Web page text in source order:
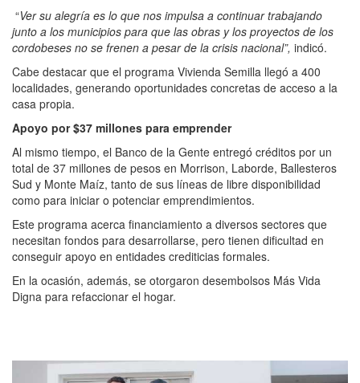
“Ver su alegría es lo que nos impulsa a continuar trabajando
junto a los municipios para que las obras y los proyectos de los
cordobeses no se frenen a pesar de la crisis nacional”, indicó.
Cabe destacar que el programa Vivienda Semilla llegó a 400
localidades, generando oportunidades concretas de acceso a la
casa propia.
Apoyo por $37 millones para emprender
Al mismo tiempo, el Banco de la Gente entregó créditos por un
total de 37 millones de pesos en Morrison, Laborde, Ballesteros
Sud y Monte Maíz, tanto de sus líneas de libre disponibilidad
como para iniciar o potenciar emprendimientos.
Este programa acerca financiamiento a diversos sectores que
necesitan fondos para desarrollarse, pero tienen dificultad en
conseguir apoyo en entidades crediticias formales.
En la ocasión, además, se otorgaron desembolsos Más Vida
Digna para refaccionar el hogar.